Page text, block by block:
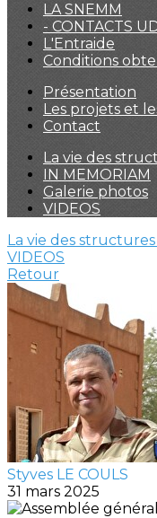
LA SNEMM
- CONTACTS
L'Entraide
Conditions
Présentation
Les projets et
Contact
La vie des
IN MEMORIAM
Galerie photos
VIDEOS
La vie des structures
VIDEOS
Retour
Styves LE COULS
31 mars 2025